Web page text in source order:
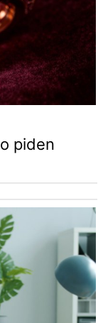
piden